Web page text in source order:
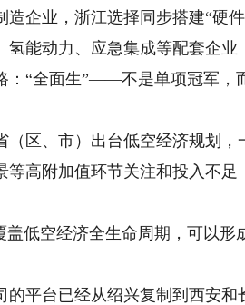
业，浙江选择同步搭建“硬件
能动力、应急集成等配套企业
“全面生”——不是单项冠军，
、市）出台低空经济规划，
高附加值环节关注和投入不
低空经济全生命周期，可以形
平台已经从绍兴复制到西安和